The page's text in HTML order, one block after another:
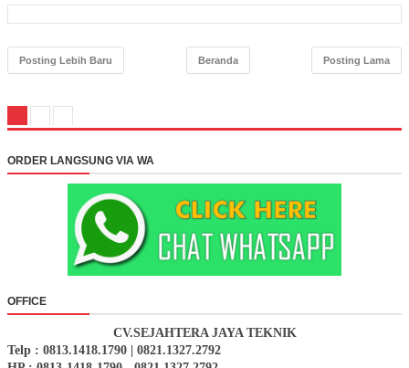
Posting Lebih Baru Posting Lama
Beranda
ORDER LANGSUNG VIA WA
OFFICE
CV.SEJAHTERA JAYA TEKNIK
Telp : 0813.1418.1790 | 0821.1327.2792